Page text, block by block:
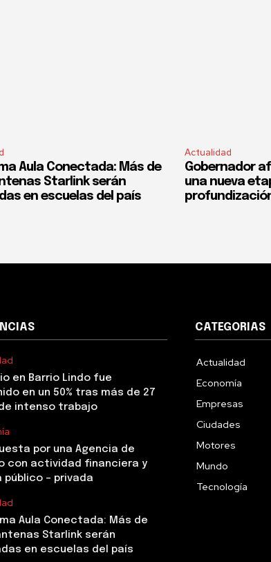
Aula Conectada: Más de
Starlink serán
en escuelas del país
Actualidad
Gobernador
una nueva
en Barrio Lindo fue
en un 50% tras más de 27
intenso trabajo
por una Agencia de
con actividad financiera y
público – privada
Aula Conectada: Más de
Starlink serán
en escuelas del país
CATEGORIAS
Actualidad
Economía
Empresas
Ciudades
Motores
Mundo
Tecnología